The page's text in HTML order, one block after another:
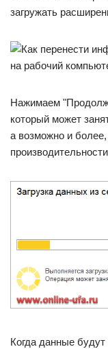
загружать
Нажимаем
который может
а возможно и
Когда данные